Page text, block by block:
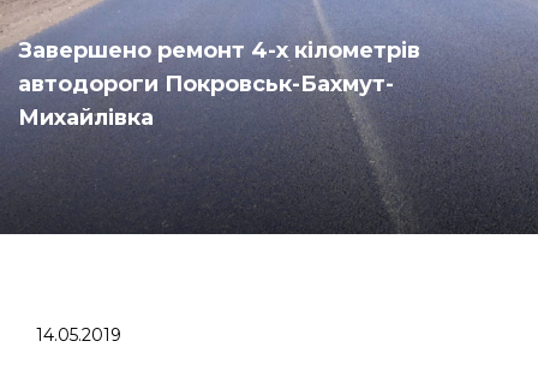
Завершено ремонт 4-х кілометрів
автодороги Покровськ-Бахмут-
Михайлівка
14.05.2019